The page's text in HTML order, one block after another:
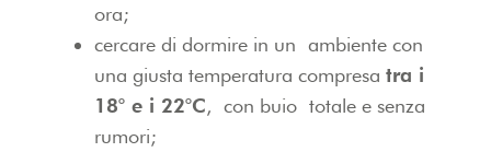
ora;
cercare di dormire in un ambiente con
una giusta temperatura compresa tra i
18° e i 22°C, con buio totale e senza
rumori;